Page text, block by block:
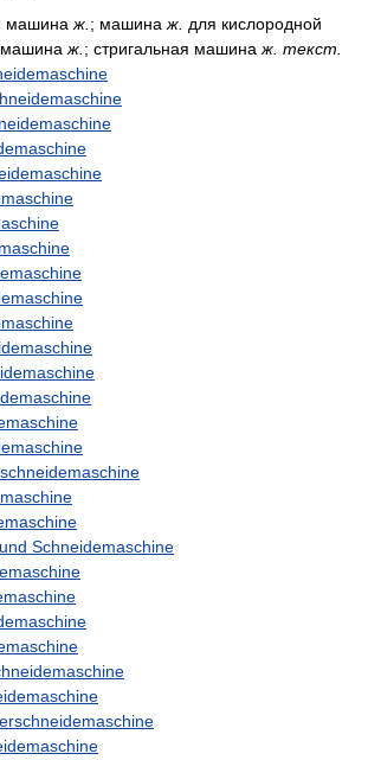
машина ж. ; машина ж. для кислородной
машина ж. ; стригальная машина ж. текст.
Schneidemaschine